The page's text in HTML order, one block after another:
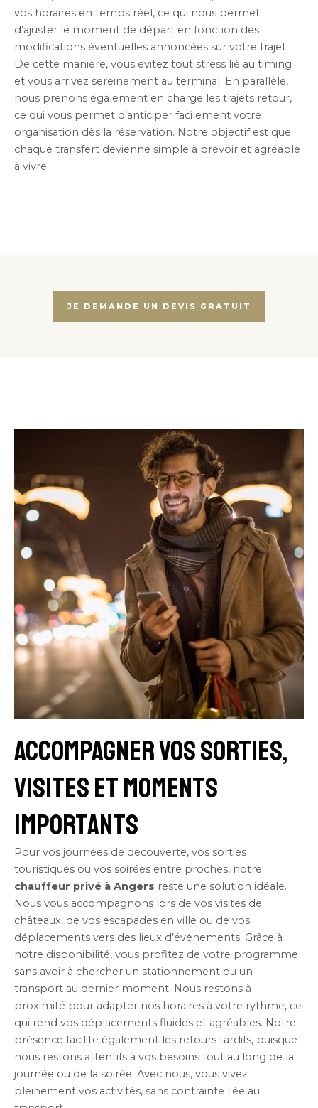
vos horaires en temps réel, ce qui nous permet
d’ajuster le moment de départ en fonction des
modifications éventuelles annoncées sur votre trajet.
De cette manière, vous évitez tout stress lié au timing
et vous arrivez sereinement au terminal. En parallèle,
nous prenons également en charge les trajets retour,
ce qui vous permet d’anticiper facilement votre
organisation dès la réservation. Notre objectif est que
chaque transfert devienne simple à prévoir et agréable
à vivre.
JE DEMANDE UN DEVIS GRATUIT
Accompagner vos sorties,
visites et moments
importants
Pour vos journées de découverte, vos sorties
touristiques ou vos soirées entre proches, notre
chauffeur privé à Angers reste une solution idéale.
Nous vous accompagnons lors de vos visites de
châteaux, de vos escapades en ville ou de vos
déplacements vers des lieux d’événements. Grâce à
notre disponibilité, vous profitez de votre programme
sans avoir à chercher un stationnement ou un
transport au dernier moment. Nous restons à
proximité pour adapter nos horaires à votre rythme, ce
qui rend vos déplacements fluides et agréables. Notre
présence facilite également les retours tardifs, puisque
nous restons attentifs à vos besoins tout au long de la
journée ou de la soirée. Avec nous, vous vivez
pleinement vos activités, sans contrainte liée au